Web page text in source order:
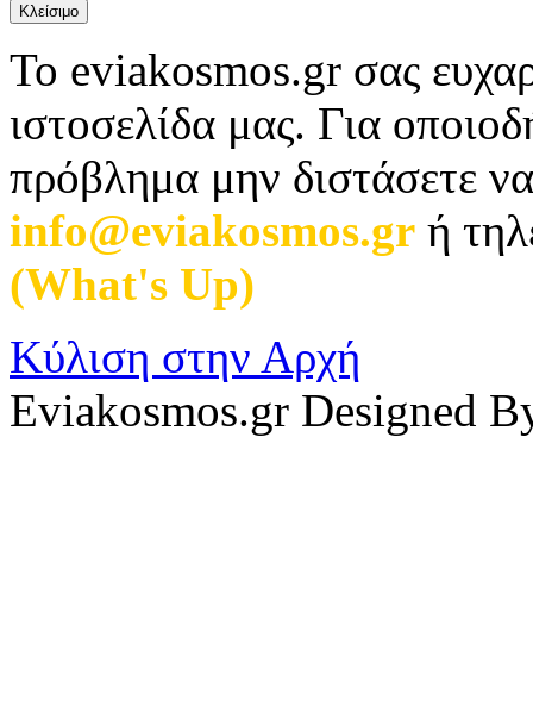
Κλείσιμο
Το eviakosmos.gr σας
ιστοσελίδα μας. Για
πρόβλημα μην διστάσετε
info@eviakosmos.gr ή
(What's Up)
Κύλιση στην Αρχή
Eviakosmos.gr Designed